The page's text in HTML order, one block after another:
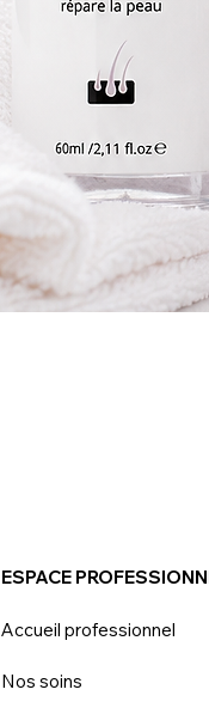
ESPACE
Accueil professionnel
Nos soins